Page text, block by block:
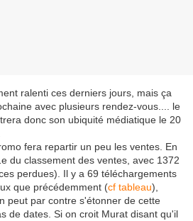
ralenti ces derniers jours, mais ça
avec plusieurs rendez-vous.... le
donc son ubiquité médiatique le 20
fera repartir un peu les ventes. En
du classement des ventes, avec 1372
perdues). Il y a 69 téléchargements
que précédemment (cf tableau),
peut par contre s'étonner de cette
de dates. Si on croit Murat disant qu'il